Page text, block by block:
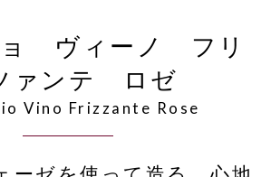
ョ ヴィーノ フリ
ァンテ ロゼ
Vino Frizzante Rose